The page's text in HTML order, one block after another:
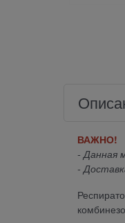
ВАЖНО!
- Данная
-